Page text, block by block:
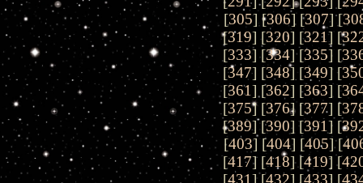
[305] [306] [307] [
[319] [320] [321] [
[333] [334] [335] [
[347] [348] [349] [
[361] [362] [363] [
[375] [376] [377] [
[389] [390] [391] [
[403] [404] [405] [
[417] [418] [419] [
[431] [432] [433] [